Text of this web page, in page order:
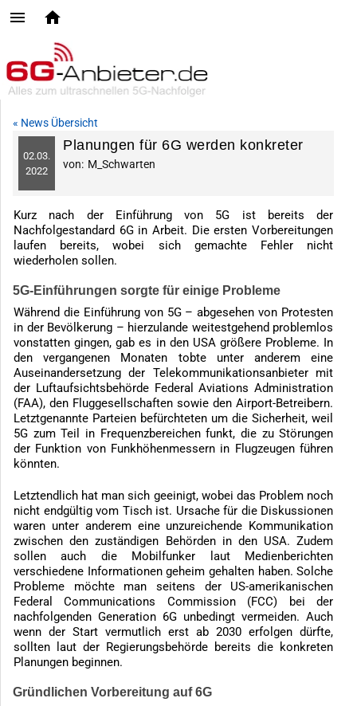
« News Übersicht
02.03.
2022
Planungen für 6G werden konkreter
von: M_Schwarten
Kurz nach der Einführung von 5G ist bereits der
Nachfolgestandard 6G in Arbeit. Die ersten Vorbereitungen
laufen bereits, wobei sich gemachte Fehler nicht
wiederholen sollen.
5G-Einführungen sorgte für einige Probleme
Während die Einführung von 5G – abgesehen von Protesten
in der Bevölkerung – hierzulande weitestgehend problemlos
vonstatten gingen, gab es in den USA größere Probleme. In
den vergangenen Monaten tobte unter anderem eine
Auseinandersetzung der Telekommunikationsanbieter mit
der Luftaufsichtsbehörde Federal Aviations Administration
(FAA), den Fluggesellschaften sowie den Airport-Betreibern.
Letztgenannte Parteien befürchteten um die Sicherheit, weil
5G zum Teil in Frequenzbereichen funkt, die zu Störungen
der Funktion von Funkhöhenmessern in Flugzeugen führen
könnten.
Letztendlich hat man sich geeinigt, wobei das Problem noch
nicht endgültig vom Tisch ist. Ursache für die Diskussionen
waren unter anderem eine unzureichende Kommunikation
zwischen den zuständigen Behörden in den USA. Zudem
sollen auch die Mobilfunker laut Medienberichten
verschiedene Informationen geheim gehalten haben. Solche
Probleme möchte man seitens der US-amerikanischen
Federal Communications Commission (FCC) bei der
nachfolgenden Generation 6G unbedingt vermeiden. Auch
wenn der Start vermutlich erst ab 2030 erfolgen dürfte,
sollten laut der Regierungsbehörde bereits die konkreten
Planungen beginnen.
Gründlichen Vorbereitung auf 6G